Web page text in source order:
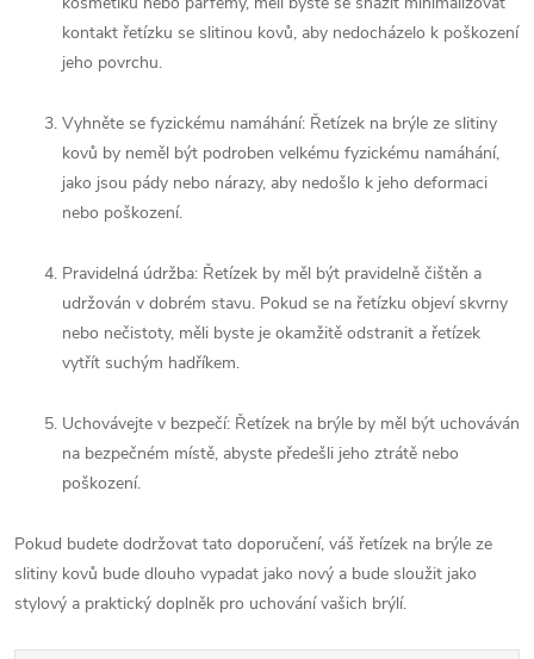
kontakt řetízku se slitinou kovů, aby nedocházelo k poškození
jeho povrchu.
Vyhněte se fyzickému namáhání: Řetízek na brýle ze slitiny
kovů by neměl být podroben velkému fyzickému namáhání,
jako jsou pády nebo nárazy, aby nedošlo k jeho deformaci
nebo poškození.
Pravidelná údržba: Řetízek by měl být pravidelně čištěn a
udržován v dobrém stavu. Pokud se na řetízku objeví skvrny
nebo nečistoty, měli byste je okamžitě odstranit a řetízek
vytřít suchým hadříkem.
Uchovávejte v bezpečí: Řetízek na brýle by měl být uchováván
na bezpečném místě, abyste předešli jeho ztrátě nebo
poškození.
Pokud budete dodržovat tato doporučení, váš řetízek na brýle ze
slitiny kovů bude dlouho vypadat jako nový a bude sloužit jako
stylový a praktický doplněk pro uchování vašich brýlí.